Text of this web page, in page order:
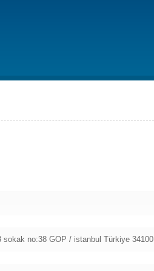
sokak no:38 GOP / istanbul Türkiye 34100